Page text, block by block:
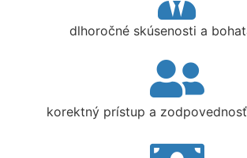
dlhoročné skúsenosti a
korektný prístup a